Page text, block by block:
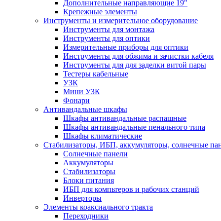
Дополнительные направляющие 19"
Крепежные элементы
Инструменты и измерительное оборудование
Инструменты для монтажа
Инструменты для оптики
Измерительные приборы для оптики
Инструменты для обжима и зачистки кабеля
Инструменты для для заделки витой пары
Тестеры кабельные
УЗК
Мини УЗК
Фонари
Антивандальные шкафы
Шкафы антивандальные распашные
Шкафы антивандальные пенального типа
Шкафы климатические
Стабилизаторы, ИБП, аккумуляторы, солнечные
Солнечные панели
Аккумуляторы
Стабилизаторы
Блоки питания
ИБП для компьтеров и рабочих станций
Инверторы
Элементы коаксиального тракта
Переходники